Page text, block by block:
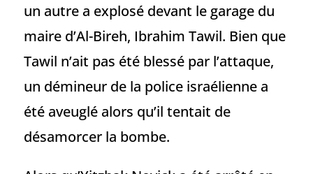
un autre a explosé devant le garage du
maire d’Al-Bireh, Ibrahim Tawil. Bien que
Tawil n’ait pas été blessé par l’attaque,
un démineur de la police israélienne a
été aveuglé alors qu’il tentait de
désamorcer la bombe.